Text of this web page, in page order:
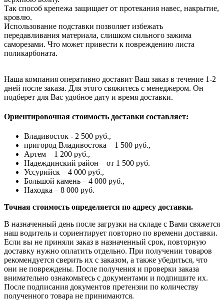
Так способ крепежа защищает от протекания навес, накрытие,
кровлю.
Использование подставки позволяет избежать
передавливания материала, слишком сильного зажима
саморезами. Что может привести к повреждению листа
поликарбоната.
Наша компания оперативно доставит Ваш заказ в течение 1-2
дней после заказа. Для этого свяжитесь с менеджером. Он
подберет для Вас удобное дату и время доставки.
Ориентировочная стоимость доставки составляет:
Владивосток - 2 500 руб.,
пригород Владивостока – 1 500 руб.,
Артем – 1 200 руб.,
Надеждинский район – от 1 500 руб.
Уссурийск – 4 000 руб.,
Большой камень – 4 000 руб.,
Находка – 8 000 руб.
Точная стоимость определяется по адресу доставки.
В назначенный день после загрузки на складе с Вами свяжется
наш водитель и сориентирует повторно по времени доставки.
Если вы не приняли заказ в назначенный срок, повторную
доставку нужно оплатить отдельно. При получении товаров
рекомендуется сверить их с заказом, а также убедиться, что
они не повреждены. После получения и проверки заказа
внимательно ознакомьтесь с документами и подпишите их.
После подписания документов претензии по количеству
полученного товара не принимаются.